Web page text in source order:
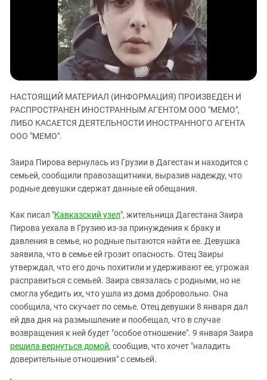
ЗАСТАВЛЯЕТ
КАВКАЗ ЗА ПАЛЕСТИНУ
ИНАКОМЫСЛИЕ В ЧЕЧНЕ
ПРЕСЛЕДОВАНИЕ АКТИВИСТОВ
МОБИЛИЗАЦИЯ И ПРОТЕСТЫ
Кабардино-Балкария
Краснодарский край
Нагорный Карабах
Российская Федерация
Ростовская область
Северная Осетия - Алания
СКФО
Ставропольский край
Чечня
Южная Осетия
Южный Кавказ
ЮФО
НАСТОЯЩИЙ МАТЕРИАЛ (ИНФОРМАЦИЯ) ПРОИЗВЕДЕН И
РАСПРОСТРАНЕН ИНОСТРАННЫМ АГЕНТОМ ООО "МЕМО",
ЛИБО КАСАЕТСЯ ДЕЯТЕЛЬНОСТИ ИНОСТРАННОГО АГЕНТА
ООО "МЕМО".
Заира Пирова вернулась из Грузии в Дагестан и находится с
семьей, сообщили правозащитники, выразив надежду, что
родные девушки сдержат данные ей обещания.
Как писал "Кавказский узел", жительница Дагестана Заира
Пирова уехала в Грузию из-за принуждения к браку и
давления в семье, но родные пытаются найти ее. Девушка
заявила, что в семье ей грозит опасность. Отец Заиры
утверждал, что его дочь похитили и удерживают ее, угрожая
расправиться с семьей. Заира связалась с родными, но не
смогла убедить их, что ушла из дома добровольно. Она
сообщила, что скучает по семье. Отец девушки 8 января дал
ей два дня на размышление и пообещал, что в случае
возвращения к ней будет "особое отношение". 9 января Заира
решила вернуться домой, сообщив, что хочет "наладить
доверительные отношения" с семьей.